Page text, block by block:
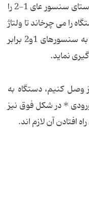
اگر این ولتاژ را به موتوری كه حركت در راستای سنسور عای 1-2 را
را می چرخاند تا ولتاژ
های ورودی برابر شود. یعنی نور رسیده به سنسورهای 1و2 برابر
نماید.
فوق را به سنسور های 3و4 نیز وصل كنیم، دستگاه به
* در شكل فوق نیز
افتادن آن لازم اند.